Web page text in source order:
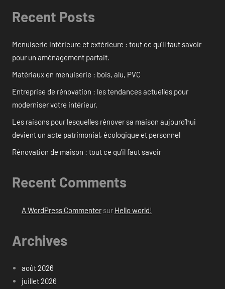
Recent Posts
Menuiserie intérieure et extérieure : tout ce qu’il faut savoir
pour un aménagement parfait.
Matériaux en menuiserie : bois, alu, PVC
Entreprise de rénovation : les tendances actuelles pour
moderniser votre intérieur.
Les raisons pour lesquelles rénover sa maison aujourd’hui
devient un acte patrimonial, écologique et personnel
Rénovation de maison : tout ce qu’il faut savoir
Recent Comments
A WordPress Commentersur Hello world!
Archives
août 2026
juillet 2026